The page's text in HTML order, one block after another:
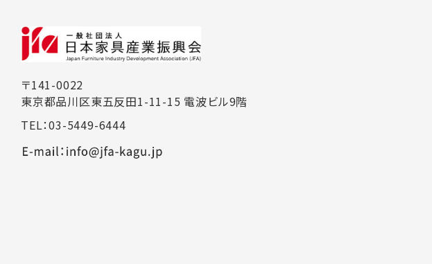
〒141-0022
東京都品川区東五反田1-11-15 電波ビル9階
TEL：03-5449-6444